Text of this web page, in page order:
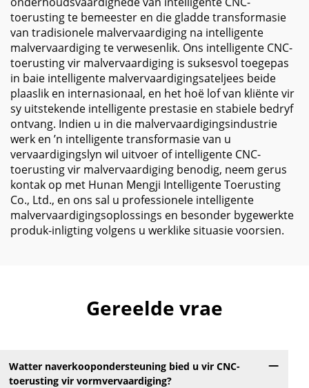
toerusting te bemeester en die gladde transformasie
van tradisionele malvervaardiging na intelligente
malvervaardiging te verwesenlik. Ons intelligente CNC-
toerusting vir malvervaardiging is suksesvol toegepas
in baie intelligente malvervaardigingsateljees beide
plaaslik en internasionaal, en het hoë lof van kliënte vir
sy uitstekende intelligente prestasie en stabiele bedryf
ontvang. Indien u in die malvervaardigingsindustrie
werk en ’n intelligente transformasie van u
vervaardigingslyn wil uitvoer of intelligente CNC-
toerusting vir malvervaardiging benodig, neem gerus
kontak op met Hunan Mengji Intelligente Toerusting
Co., Ltd., en ons sal u professionele intelligente
malvervaardigingsoplossings en besonder bygewerkte
produk-inligting volgens u werklike situasie voorsien.
Gereelde vrae
Watter naverkoopondersteuning bied u vir CNC-
toerusting vir vormvervaardiging?